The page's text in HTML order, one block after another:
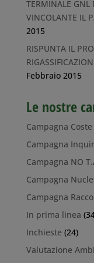
TERMINALE GNL
VINCOLANTE IL
2015
RISPUNTA IL
Febbraio 2015
Le nostre
Campagna Coste
Campagna
Campagna NO
Campagna
Campagna
In prima linea
Inchieste (24)
Valutazione